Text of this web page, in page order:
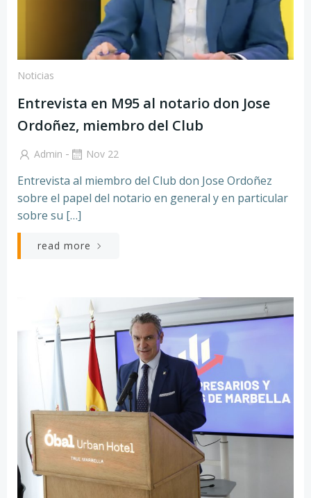
Noticias
Entrevista en M95 al notario don Jose
Ordoñez, miembro del Club
Admin - Nov 22
Entrevista al miembro del Club don Jose Ordoñez
sobre el papel del notario en general y en particular
sobre su […]
read more